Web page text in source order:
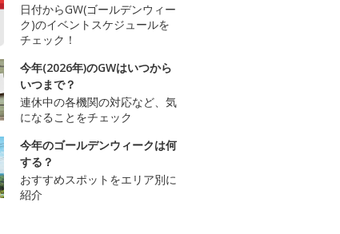
日付からGW(ゴールデンウィー
ク)のイベントスケジュールを
チェック！
今年(2026年)のGWはいつから
いつまで？
連休中の各機関の対応など、気
になることをチェック
今年のゴールデンウィークは何
する？
おすすめスポットをエリア別に
紹介